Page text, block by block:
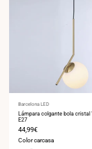
Proveedor:
Barcelona LED
Lámpara colgante bola cristal
E27
Precio
de
venta
44,99€
Color carcasa